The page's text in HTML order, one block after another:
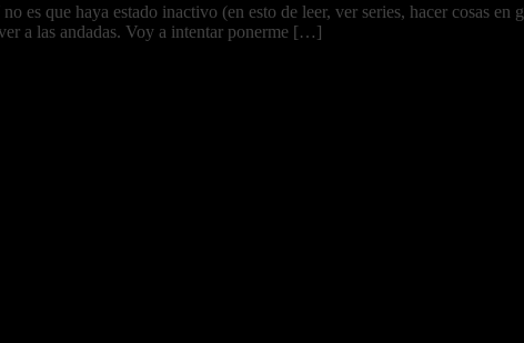
es que haya estado inactivo (en esto de leer, ver series, hacer cosas
a las andadas. Voy a intentar ponerme […]